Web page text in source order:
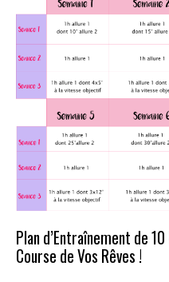
Plan d’Entraînement de
Course de Vos Rêves !